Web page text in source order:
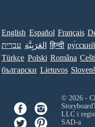
English Español Français
עברית العَرَبِيَّة हिन्दी
Türkçe Polski Româna
български Lietuvos
© 2026 -
LLCi
SAD-a